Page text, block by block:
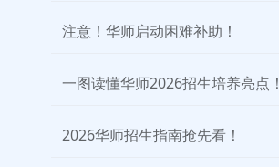
注意！华师启动困难补助！
一图读懂华师2026招生培养亮点！
2026华师招生指南抢先看！